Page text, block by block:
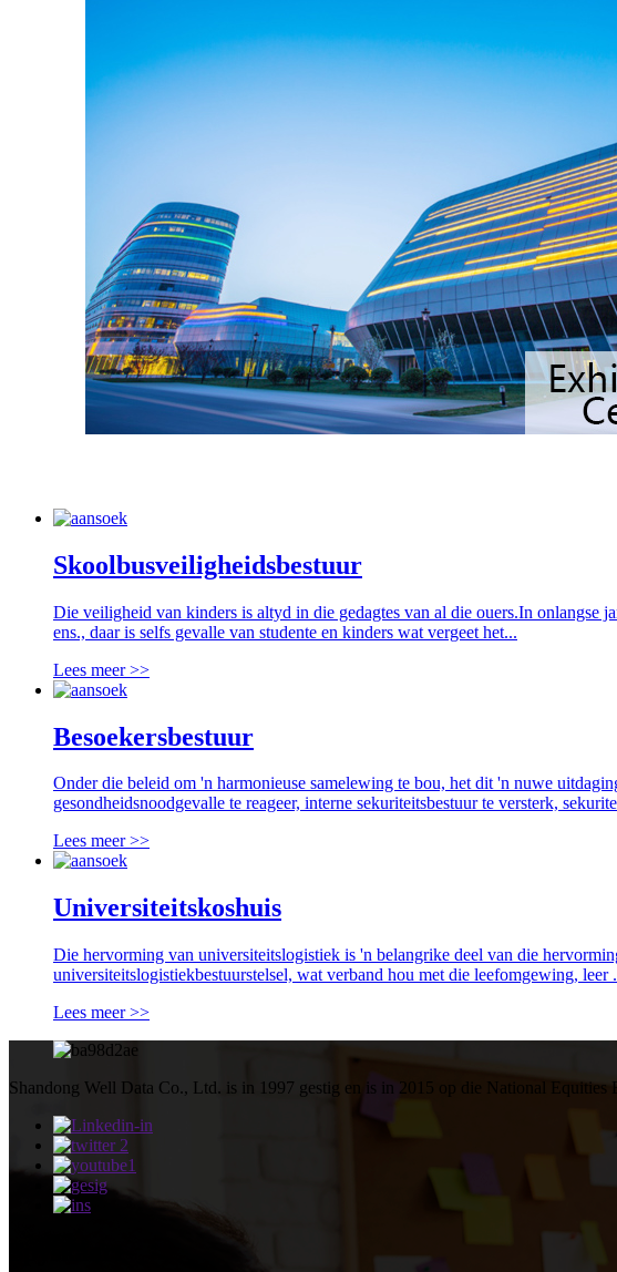
Skoolbusveiligheidsbestuur
Die veiligheid van kinders is altyd in die gedagtes van al die ouers.In onlangse
ens., daar is selfs gevalle van studente en kinders wat vergeet het...
Lees meer >>
Besoekersbestuur
Onder die beleid om 'n harmonieuse samelewing te bou, het dit 'n nuwe
gesondheidsnoodgevalle te reageer, interne sekuriteitsbestuur te versterk,
Lees meer >>
Universiteitskoshuis
Die hervorming van universiteitslogistiek is 'n belangrike deel van die
universiteitslogistiekbestuurstelsel, wat verband hou met die leefomgewing, leer
Lees meer >>
Shandong Well Data Co., Ltd. is in 1997 gestig en is in 2015 op die National